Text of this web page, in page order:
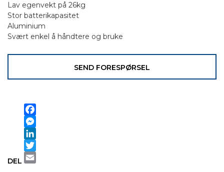
Lav egenvekt på 26kg
Stor batterikapasitet
Aluminium
Svært enkel å håndtere og bruke
SEND FORESPØRSEL
DEL
Facebook
Messenger
LinkedIn
Twitter
Email